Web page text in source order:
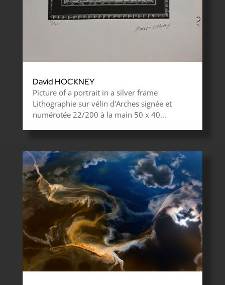
David HOCKNEY
Picture of a portrait in a silver frame
Lithographie sur vélin d'Arches signée et
numérotée 22/200 à la main 50 x 40...